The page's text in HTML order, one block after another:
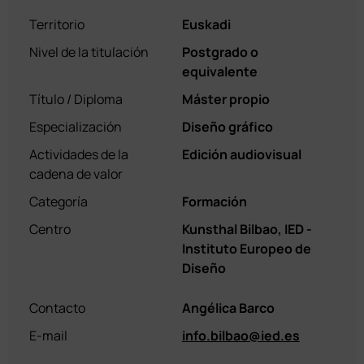
Territorio
Euskadi
Nivel de la titulación
Postgrado o
equivalente
Título / Diploma
Máster propio
Especialización
Diseño gráfico
Actividades de la
cadena de valor
Edición audiovisual
Categoría
Formación
Centro
Kunsthal Bilbao, IED -
Instituto Europeo de
Diseño
Contacto
Angélica Barco
E-mail
info.bilbao@ied.es